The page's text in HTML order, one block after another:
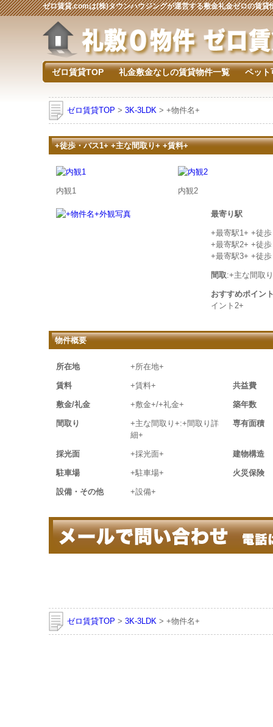
ゼロ賃貸.comは(株)タウンハウジングが運営する敷金礼金ゼロの賃貸
ゼロ賃貸TOP 礼金敷金なしの賃貸物件一覧 ペット
ゼロ賃貸TOP > 3K-3LDK > +物件名+
+徒歩・バス1+ +主な間取り+ +賃料+
内観1 内観2
最寄り駅
+最寄駅1+ +徒
+最寄駅2+ +徒
+最寄駅3+ +徒
間取:+主な間取
おすすめポイン
イント2+
物件概要
所在地 +所在地+
賃料 +賃料+ 共益費
敷金/礼金 +敷金+/+礼金+ 築年数
間取り
+主な間取り+:+間取り詳
細+
専有面積
採光面 +採光面+ 建物構造
駐車場 +駐車場+ 火災保険
設備・その他 +設備+
ゼロ賃貸TOP > 3K-3LDK > +物件名+